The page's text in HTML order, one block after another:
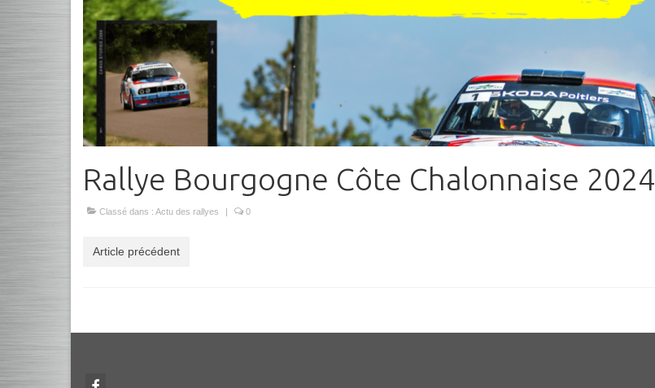
Rallye Bourgogne Côte Chalonnaise 2024
Classé dans : Actu des rallyes | 0
Article précédent